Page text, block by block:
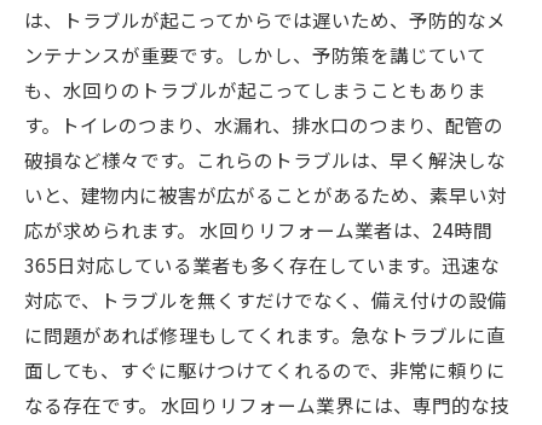
は、トラブルが起こってからでは遅いため、予防的なメ
ンテナンスが重要です。しかし、予防策を講じていて
も、水回りのトラブルが起こってしまうこともありま
す。トイレのつまり、水漏れ、排水口のつまり、配管の
破損など様々です。これらのトラブルは、早く解決しな
いと、建物内に被害が広がることがあるため、素早い対
応が求められます。 水回りリフォーム業者は、24時間
365日対応している業者も多く存在しています。迅速な
対応で、トラブルを無くすだけでなく、備え付けの設備
に問題があれば修理もしてくれます。急なトラブルに直
面しても、すぐに駆けつけてくれるので、非常に頼りに
なる存在です。 水回りリフォーム業界には、専門的な技